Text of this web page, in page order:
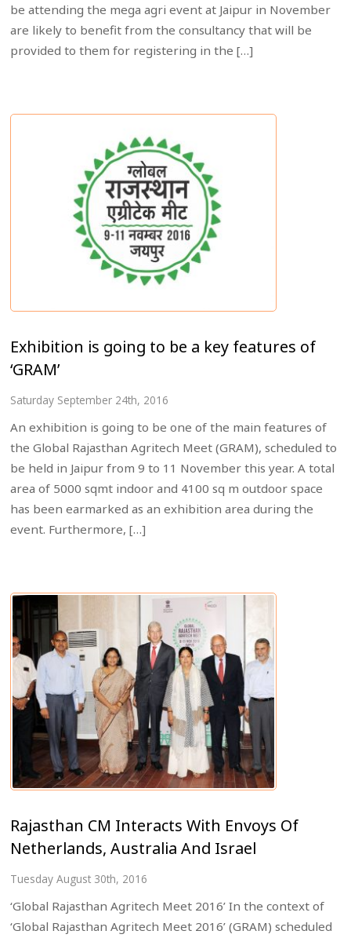
be attending the mega agri event at Jaipur in November
are likely to benefit from the consultancy that will be
provided to them for registering in the […]
Exhibition is going to be a key features of
‘GRAM’
Saturday September 24th, 2016
An exhibition is going to be one of the main features of
the Global Rajasthan Agritech Meet (GRAM), scheduled to
be held in Jaipur from 9 to 11 November this year. A total
area of 5000 sqmt indoor and 4100 sq m outdoor space
has been earmarked as an exhibition area during the
event. Furthermore, […]
Rajasthan CM Interacts With Envoys Of
Netherlands, Australia And Israel
Tuesday August 30th, 2016
‘Global Rajasthan Agritech Meet 2016’ In the context of
‘Global Rajasthan Agritech Meet 2016’ (GRAM) scheduled